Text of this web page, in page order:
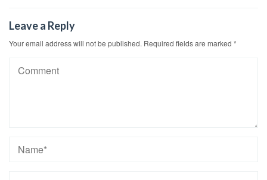
Leave a Reply
Your email address will not be published. Required fields are marked *